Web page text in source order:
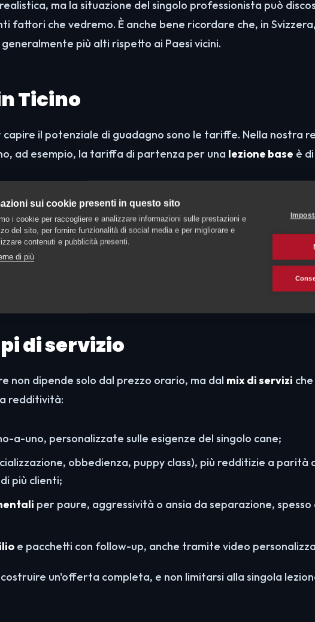
ma la situazione del singolo professionista può
fattori che vedremo. È anche bene ricordare che, in
più alti rispetto ai Paesi vicini.
Ticino
il potenziale di guadagno sono le tariffe. Nella nostra
ad esempio, la tariffa di partenza per una lezione base è
riferimento di base: il prezzo finale viene concordato
della complessità del caso , dell'esperienza dell'educatore
richiesta. Una semplice lezione di obbedienza di gruppo e un
con problemi comportamentali, comprensibilmente, hanno
di servizio
non dipende solo dal prezzo orario, ma dal mix di servizi
redditività:
a-uno, personalizzate sulle esigenze del singolo cane;
obbedienza, puppy class), più redditizie a parità
più clienti;
per paure, aggressività o ansia da separazione,
e pacchetti con follow-up, anche tramite video
un'offerta completa, e non limitarsi alla singola
sui cookie presenti in questo sito
i cookie per raccogliere e analizzare informazioni sulle prestazioni e
del sito, per fornire funzionalità di social media e per migliorare e
contenuti e pubblicità presenti.
di più